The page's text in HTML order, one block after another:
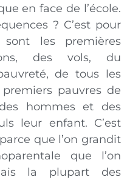
en face de l’école.
? C’est pour
les premières
des vols, du
de tous les
pauvres de
hommes et des
leur enfant. C’est
que l’on grandit
que l’on
la plupart des